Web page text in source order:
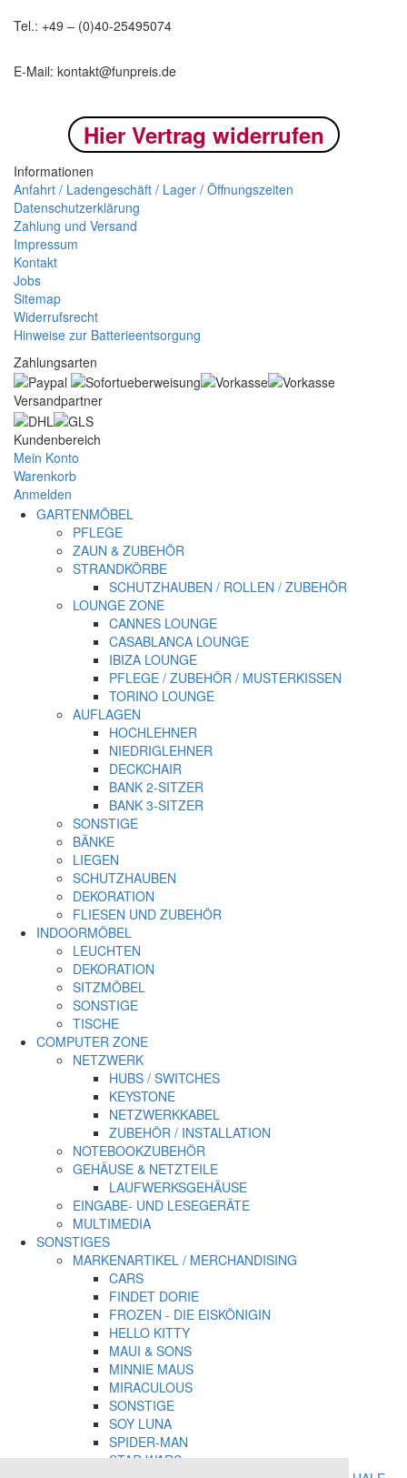
Tel.: +49 – (0)40-25495074
E-Mail: kontakt@funpreis.de
Hier Vertrag widerrufen
Informationen
Anfahrt / Ladengeschäft / Lager / Öffnungszeiten
Datenschutzerklärung
Zahlung und Versand
Impressum
Kontakt
Jobs
Sitemap
Widerrufsrecht
Hinweise zur Batterieentsorgung
Zahlungsarten
Versandpartner
Kundenbereich
Mein Konto
Warenkorb
Anmelden
GARTENMÖBEL
PFLEGE
ZAUN & ZUBEHÖR
STRANDKÖRBE
SCHUTZHAUBEN / ROLLEN / ZUBEHÖR
LOUNGE ZONE
CANNES LOUNGE
CASABLANCA LOUNGE
IBIZA LOUNGE
PFLEGE / ZUBEHÖR / MUSTERKISSEN
TORINO LOUNGE
AUFLAGEN
HOCHLEHNER
NIEDRIGLEHNER
DECKCHAIR
BANK 2-SITZER
BANK 3-SITZER
SONSTIGE
BÄNKE
LIEGEN
SCHUTZHAUBEN
DEKORATION
FLIESEN UND ZUBEHÖR
INDOORMÖBEL
LEUCHTEN
DEKORATION
SITZMÖBEL
SONSTIGE
TISCHE
COMPUTER ZONE
NETZWERK
HUBS / SWITCHES
KEYSTONE
NETZWERKKABEL
ZUBEHÖR / INSTALLATION
NOTEBOOKZUBEHÖR
GEHÄUSE & NETZTEILE
LAUFWERKSGEHÄUSE
EINGABE- UND LESEGERÄTE
MULTIMEDIA
SONSTIGES
MARKENARTIKEL / MERCHANDISING
CARS
FINDET DORIE
FROZEN - DIE EISKÖNIGIN
HELLO KITTY
MAUI & SONS
MINNIE MAUS
MIRACULOUS
SONSTIGE
SOY LUNA
SPIDER-MAN
STAR WARS